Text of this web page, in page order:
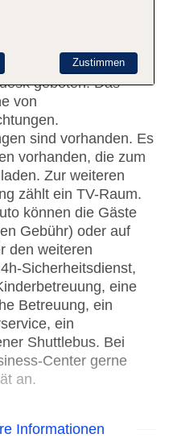
eine
Safe und einen
erhalten die Gäste
bei der Buchung
geboten. Das
von
sind vorhanden. Es
vorhanden, die zum
Zur weiteren
zählt ein TV-Raum.
können die Gäste
Gebühr) oder auf
den weiteren
Sicherheitsdienst,
eine
Betreuung, ein
ein
Shuttlebus. Bei
Center gerne
an.
Informationen
Zustimmen